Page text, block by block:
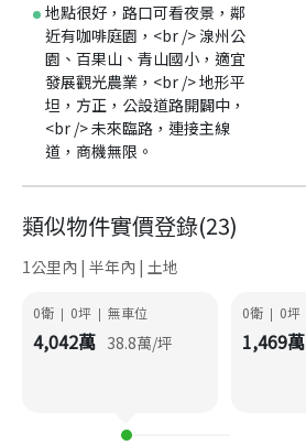
地點很好，路口可看夜景，鄰
近有咖啡庭園，<br /> 湶州公
園、百果山、青山國小，適宜
發展觀光農業，<br /> 地形平
坦，方正，公設道路開闢中，
<br /> 未來臨路，連接主線
道，商機無限。
類似物件實價登錄(23)
1公里內 | 半年內 | 土地
0衛 | 0坪 | 無車位
4,042萬 38.8萬/坪
0衛 | 0坪
1,469萬